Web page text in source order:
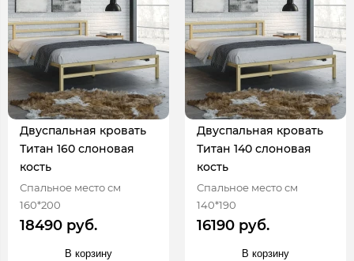
Двуспальная кровать
Титан 160 слоновая
кость
Спальное место см
160*200
18490 руб.
В корзину
Двуспальная кровать
Титан 140 слоновая
кость
Спальное место см
140*190
16190 руб.
В корзину